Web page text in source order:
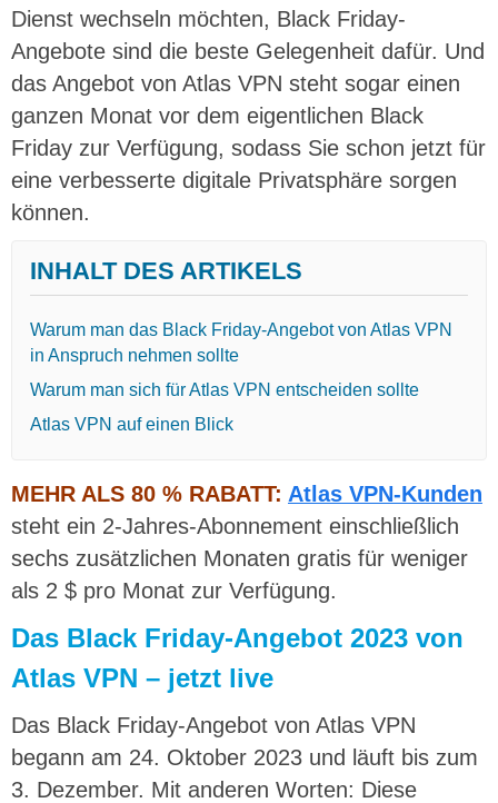
Dienst wechseln möchten, Black Friday-
Angebote sind die beste Gelegenheit dafür. Und
das Angebot von Atlas VPN steht sogar einen
ganzen Monat vor dem eigentlichen Black
Friday zur Verfügung, sodass Sie schon jetzt für
eine verbesserte digitale Privatsphäre sorgen
können.
INHALT DES ARTIKELS
Warum man das Black Friday-Angebot von Atlas VPN
in Anspruch nehmen sollte
Warum man sich für Atlas VPN entscheiden sollte
Atlas VPN auf einen Blick
MEHR ALS 80 % RABATT: Atlas VPN-Kunden
steht ein 2-Jahres-Abonnement einschließlich
sechs zusätzlichen Monaten gratis für weniger
als 2 $ pro Monat zur Verfügung.
Das Black Friday-Angebot 2023 von
Atlas VPN – jetzt live
Das Black Friday-Angebot von Atlas VPN
begann am 24. Oktober 2023 und läuft bis zum
3. Dezember. Mit anderen Worten: Diese